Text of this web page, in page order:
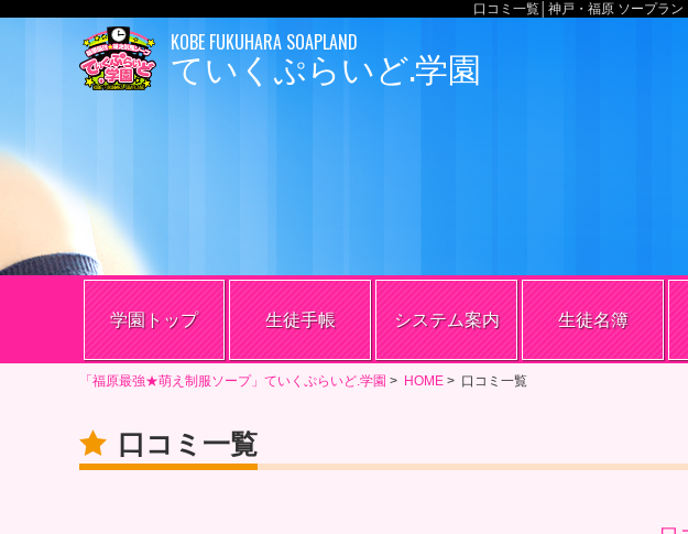
口コミ一覧│神戸・福原 ソープラ
KOBE FUKUHARA SOAPLAND
ていくぷらいど.学園
学園トップ 生徒手帳 システム案内 生徒名簿
「福原最強★萌え制服ソープ」ていくぷらいど.学園 > HOME > 口コミ一覧
口コミ一覧